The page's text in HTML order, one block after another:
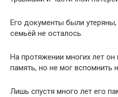
Его документы были
семьёй не осталось.
На протяжении многих лет он
память, но не мог вспомнить
Лишь спустя много лет его